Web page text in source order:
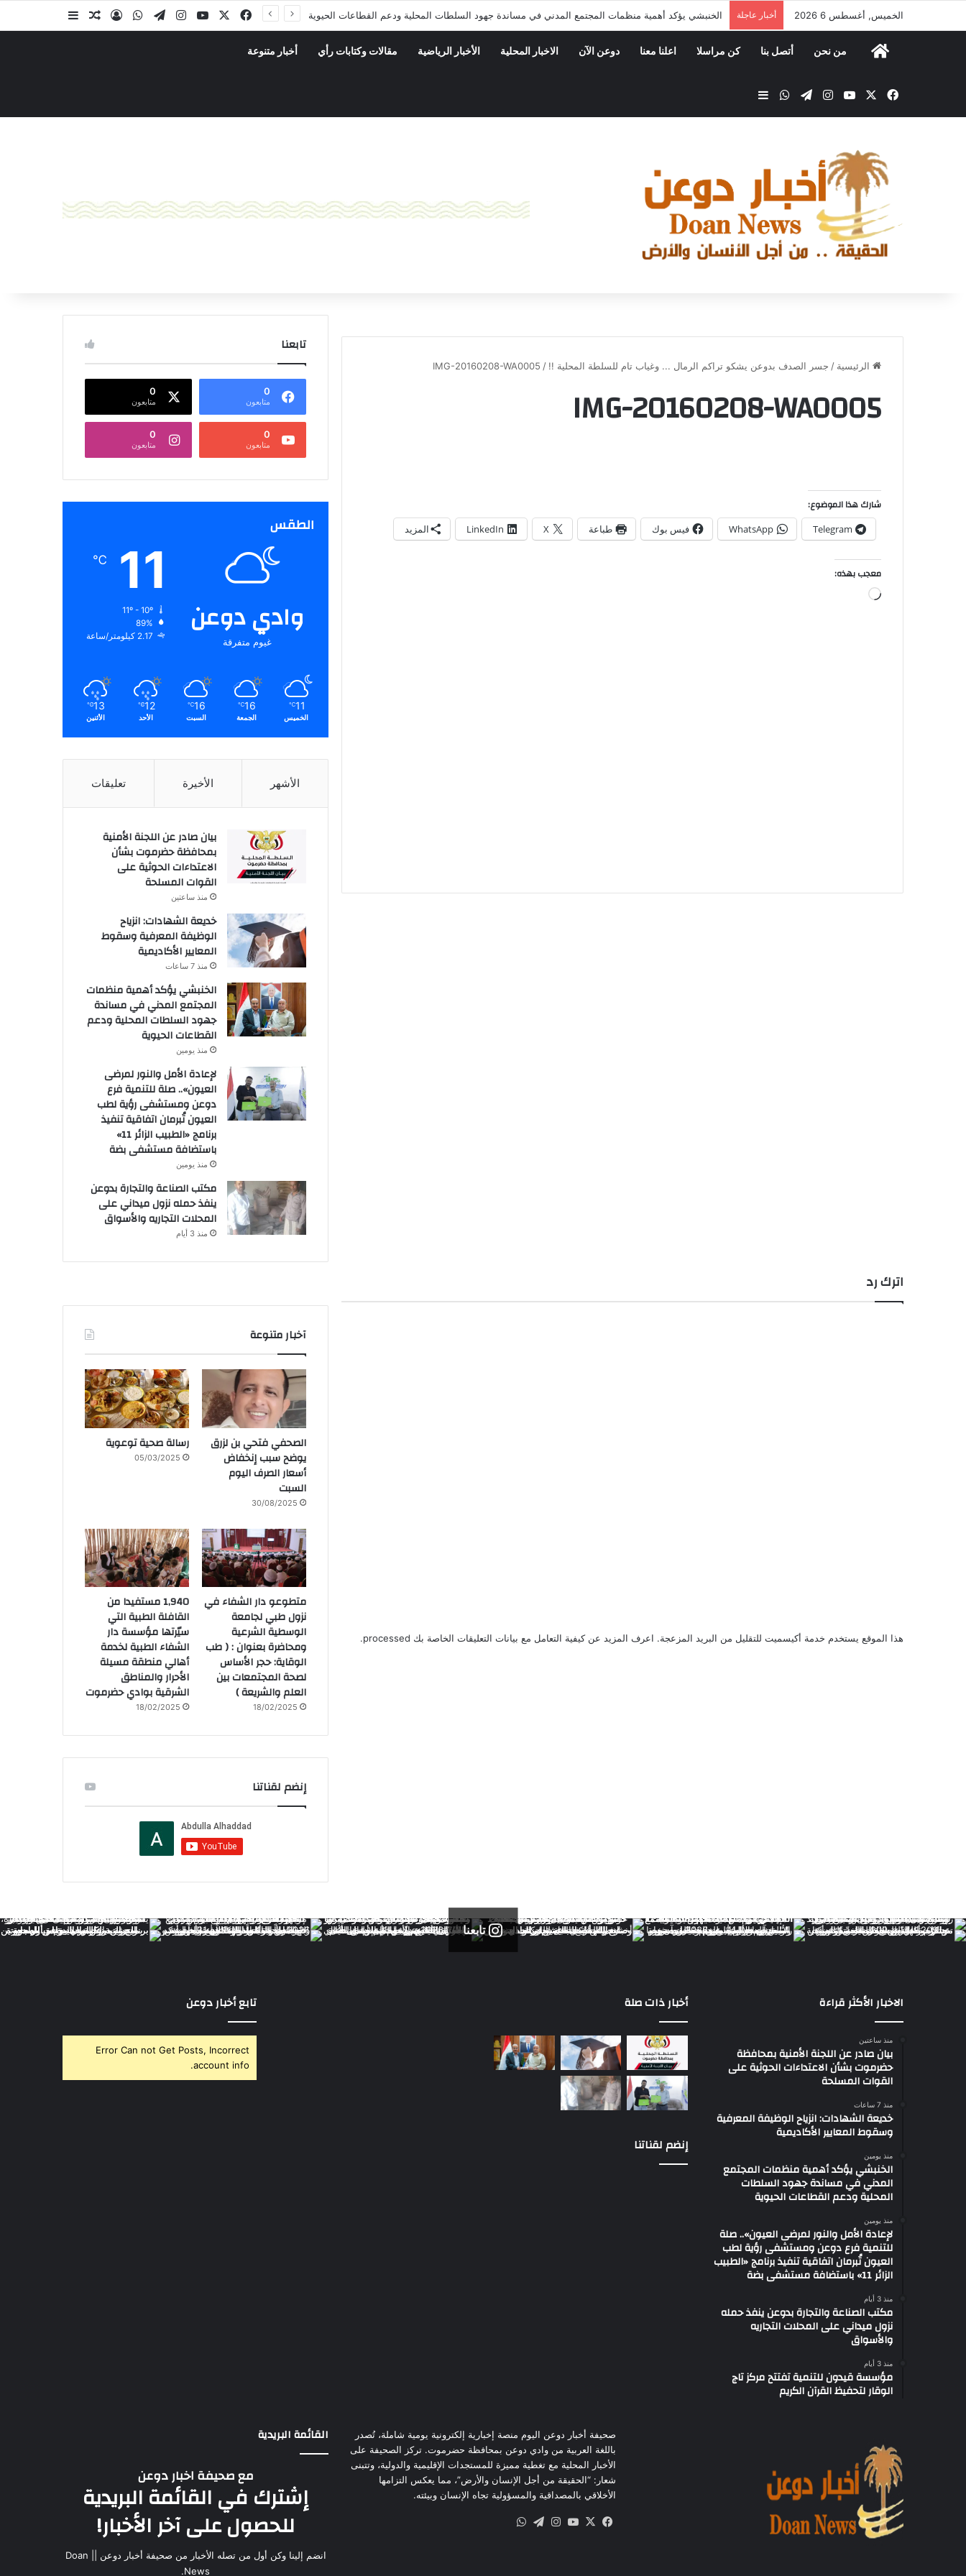
الخميس, أغسطس 6 2026 أخبار عاجلة الخنبشي يؤكد أهمية منظمات المجتمع المدني في مساندة جهود السلطات المحلية ودعم القطاعات الحيوية
من نحن أتصل بنا كن مراسلا اعلنا معنا دوعن الآن الاخبار المحلية الأخبار الرياضية مقالات وكتابات رأي أخبار متنوعة
الرئيسية / جسر الصدف بدوعن يشكو تراكم الرمال ... وغياب تام للسلطة المحلية !! /
IMG-20160208-WA0005
IMG-20160208-WA0005
شارك هذا الموضوع:
Telegram
WhatsApp فيس بوك طباعة X
LinkedIn المزيد
معجب بهذه:
اترك رد
هذا الموقع يستخدم خدمة أكيسميت للتقليل من البريد المزعجة. اعرف المزيد عن كيفية التعامل مع بيانات التعليقات الخاصة بك processed .
تابعنا
0
متابعون
0
متابعون
0
متابعون
0
متابعون
الطقس
وادي دوعن
غيوم متفرقة
11
℃
89%
2.17 كيلومتر/ساعة
11
℃
الخميس
16
℃
الجمعة
16
℃
السبت
12
℃
الأحد
13
℃
الأثنين
الأشهر الأخيرة تعليقات
بيان صادر عن اللجنة الأمنية
بمحافظة حضرموت بشأن
الاعتداءات الحوثية على
القوات المسلحة
منذ ساعتين
خديعة الشهادات: انزياح
الوظيفة المعرفية وسقوط
المعايير الأكاديمية
منذ 7 ساعات
الخنبشي يؤكد أهمية منظمات
المجتمع المدني في مساندة
جهود السلطات المحلية ودعم
القطاعات الحيوية
منذ يومين
لإعادة الأمل والنور لمرضى
العيون».. صلة للتنمية فرع
دوعن ومستشفى رؤية لطب
العيون تُبرمان اتفاقية تنفيذ
برنامج «الطبيب الزائر 11»
باستضافة مستشفى بضة
منذ يومين
مكتب الصناعة والتجارة بدوعن
ينفذ حمله نزول ميداني على
المحلات التجاريه والأسواق
منذ 3 أيام
آخبار متنوعة
الصحفي فتحي بن لزرق
يوضح سبب إنخفاض
أسعار الصرف اليوم
السبت
30/08/2025
رسالة صحية توعوية
05/03/2025
متطوعو دار الشفاء في
نزول طبي لجامعة
الوسطية الشرعية
ومحاضرة بعنوان : ( طب
الوقاية: حجر الأساس
لصحة المجتمعات بين
العلم والشريعة )
18/02/2025
1,940 مستفيدا من
القافلة الطبية التي
سيّرتها مؤسسة دار
الشفاء الطبية لخدمة
أهالي منطقة مسيلة
الأحرار والمناطق
الشرقية بوادي حضرموت
18/02/2025
إنضم لقناتنا
تابعنا
الاخبار الأكثر قراءة
منذ ساعتين
بيان صادر عن اللجنة الأمنية بمحافظة
حضرموت بشأن الاعتداءات الحوثية على
القوات المسلحة
منذ 7 ساعات
خديعة الشهادات: انزياح الوظيفة المعرفية
وسقوط المعايير الأكاديمية
منذ يومين
الخنبشي يؤكد أهمية منظمات المجتمع
المدني في مساندة جهود السلطات
المحلية ودعم القطاعات الحيوية
منذ يومين
لإعادة الأمل والنور لمرضى العيون».. صلة
للتنمية فرع دوعن ومستشفى رؤية لطب
العيون تُبرمان اتفاقية تنفيذ برنامج «الطبيب
الزائر 11» باستضافة مستشفى بضة
منذ 3 أيام
مكتب الصناعة والتجارة بدوعن ينفذ حمله
نزول ميداني على المحلات التجاريه
والأسواق
منذ 3 أيام
مؤسسة قيدون للتنمية تفتتح مركز تاج
الوقار لتحفيظ القرآن الكريم
أخبار ذات صلة
إنضم لقناتنا
تابع أخبار دوعن
Error Can not Get Posts, Incorrect
account info.
صحيفة أخبار دوعن اليوم منصة إخبارية إلكترونية يومية شاملة، تُصدر
باللغة العربية من وادي دوعن بمحافظة حضرموت. تركز الصحيفة على
الأخبار المحلية مع تغطية مميزة للمستجدات الإقليمية والدولية، وتتبنى
شعار: “الحقيقة من أجل الإنسان والأرض”، مما يعكس التزامها
الأخلاقي بالمصداقية والمسؤولية تجاه الإنسان وبيئته.
القائمة البريدية
مع صحيفة اخبار دوعن
إشترك في القائمة البريدية
للحصول على آخر الأخبار!
انضم إلينا وكن أول من تصله الأخبار من صحيفة أخبار دوعن || Doan
News.